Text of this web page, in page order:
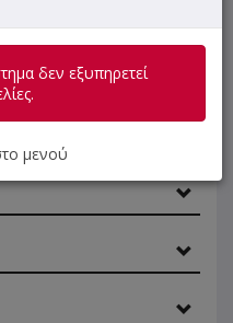
δεν εξυπηρετεί
μενού